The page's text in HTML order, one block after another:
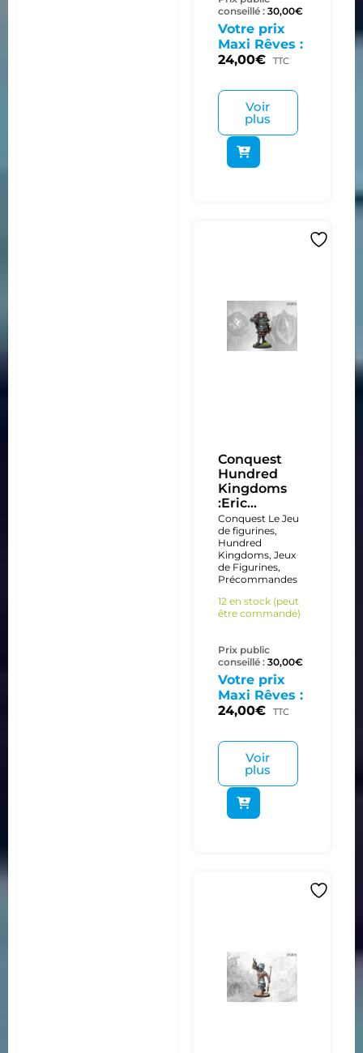
conseillé : 30,00€
Votre prix
Maxi Rêves :
24,00€ TTC
Voir
plus
Conquest
Hundred
Kingdoms
:Eric...
Conquest Le Jeu
de figurines,
Hundred
Kingdoms, Jeux
de Figurines,
Précommandes
12 en stock (peut
être commandé)
Prix public
conseillé : 30,00€
Votre prix
Maxi Rêves :
24,00€ TTC
Voir
plus